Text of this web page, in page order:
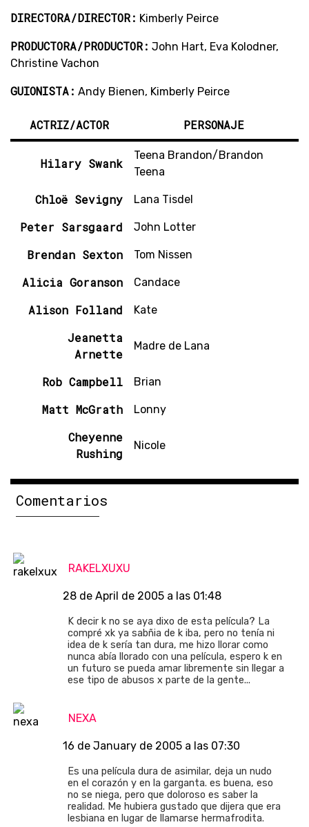
DIRECTORA/DIRECTOR: Kimberly Peirce
PRODUCTORA/PRODUCTOR: John Hart, Eva Kolodner,
Christine Vachon
GUIONISTA: Andy Bienen, Kimberly Peirce
ACTRIZ/ACTOR PERSONAJE
Hilary Swank
Teena Brandon/Brandon
Teena
Chloë Sevigny Lana Tisdel
Peter Sarsgaard John Lotter
Brendan Sexton Tom Nissen
Alicia Goranson Candace
Alison Folland Kate
Jeanetta
Arnette
Madre de Lana
Rob Campbell Brian
Matt McGrath Lonny
Cheyenne
Rushing
Nicole
Comentarios
RAKELXUXU
28 de April de 2005 a las 01:48
K decir k no se aya dixo de esta película? La
compré xk ya sabñia de k iba, pero no tenía ni
idea de k sería tan dura, me hizo llorar como
nunca abía llorado con una película, espero k en
un futuro se pueda amar libremente sin llegar a
ese tipo de abusos x parte de la gente...
NEXA
16 de January de 2005 a las 07:30
Es una película dura de asimilar, deja un nudo
en el corazón y en la garganta. es buena, eso
no se niega, pero que doloroso es saber la
realidad. Me hubiera gustado que dijera que era
lesbiana en lugar de llamarse hermafrodita.